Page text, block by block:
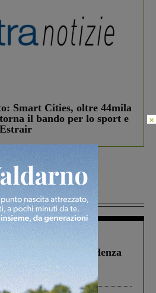
Smart Cities, oltre 44mila
il bando per lo sport e
1 Agosto 2026
oltre la scadenza
d’Italia: “Un
×